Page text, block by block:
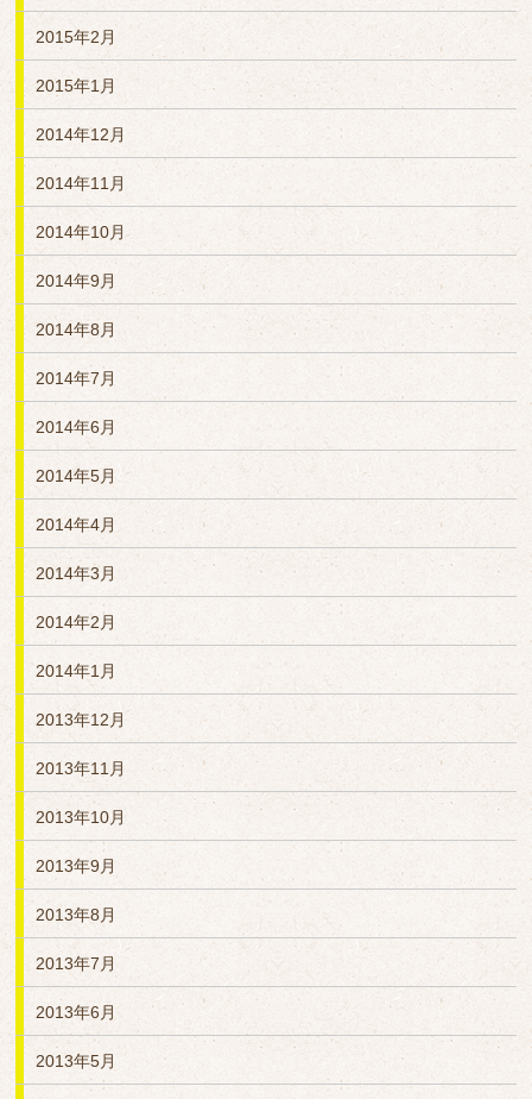
2015年2月
2015年1月
2014年12月
2014年11月
2014年10月
2014年9月
2014年8月
2014年7月
2014年6月
2014年5月
2014年4月
2014年3月
2014年2月
2014年1月
2013年12月
2013年11月
2013年10月
2013年9月
2013年8月
2013年7月
2013年6月
2013年5月